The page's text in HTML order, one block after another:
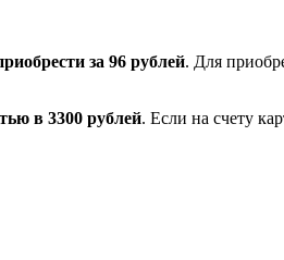
за 96 рублей. Для
в 3300 рублей. Если на счету